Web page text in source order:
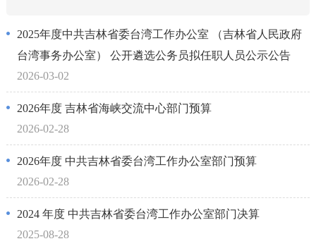
2025年度中共吉林省委台湾工作办公室 （吉林省人民政府
台湾事务办公室） 公开遴选公务员拟任职人员公示公告
2026-03-02
2026年度 吉林省海峡交流中心部门预算
2026-02-28
2026年度 中共吉林省委台湾工作办公室部门预算
2026-02-28
2024 年度 中共吉林省委台湾工作办公室部门决算
2025-08-28